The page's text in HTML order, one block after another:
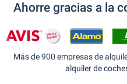
Ahorre gracias a la
Más de 900 empresas de
alquiler de